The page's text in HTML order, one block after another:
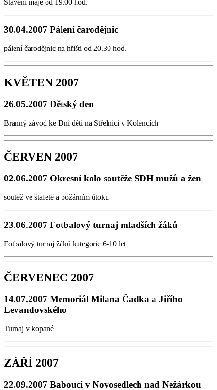
Stavění máje od 19.00 hod.
30.04.2007 Pálení čarodějnic
pálení čarodějnic na hřišti od 20.30 hod.
KVĚTEN 2007
26.05.2007 Dětský den
Branný závod ke Dni děti na Střelnici v Kolencích
ČERVEN 2007
02.06.2007 Okresní kolo soutěže SDH mužů a žen
soutěž ve štafetě a požárním útoku
23.06.2007 Fotbalový turnaj mladších žáků
Fotbalový turnaj žáků kategorie 6-10 let
ČERVENEC 2007
14.07.2007 Memoriál Milana Čadka a Jiřího
Levandovského
Turnaj v kopané
ZÁŘÍ 2007
22.09.2007 Babouci v Novosedlech nad Nežárkou